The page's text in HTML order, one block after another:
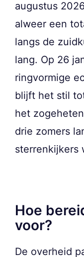
augustus
alweer een
langs de
lang. Op 26
ringvormige
blijft het stil
het zogeheten
drie zomers
sterrenkijkers
Hoe
voor?
De overheid